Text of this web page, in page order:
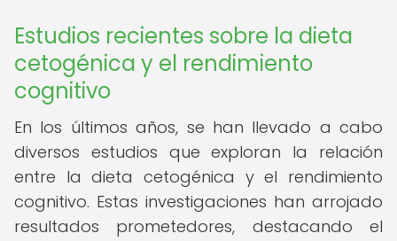
Estudios recientes sobre la dieta
cetogénica y el rendimiento
cognitivo
En los últimos años, se han llevado a cabo
diversos estudios que exploran la relación
entre la dieta cetogénica y el rendimiento
cognitivo. Estas investigaciones han arrojado
resultados prometedores, destacando el